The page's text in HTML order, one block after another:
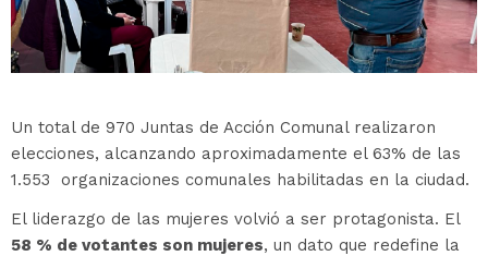
Un total de 970 Juntas de Acción Comunal realizaron
elecciones, alcanzando aproximadamente el 63% de las
1.553 organizaciones comunales habilitadas en la ciudad.
El liderazgo de las mujeres volvió a ser protagonista. El
58 % de votantes son mujeres, un dato que redefine la